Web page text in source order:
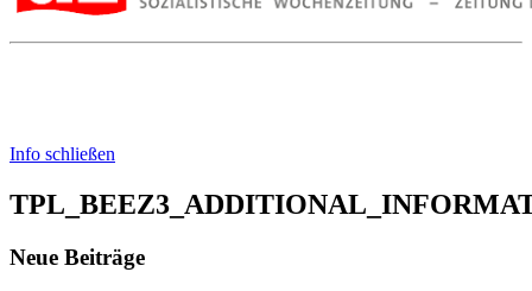
Info schließen
Neue Beiträge